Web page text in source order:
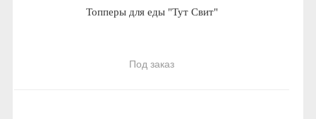
Топперы для еды "Тут Свит"
Под заказ